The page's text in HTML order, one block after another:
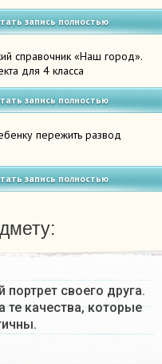
запись полностью
справочник «Наш город».
для 4 класса
запись полностью
пережить развод
запись полностью
своего друга.
те качества, которые